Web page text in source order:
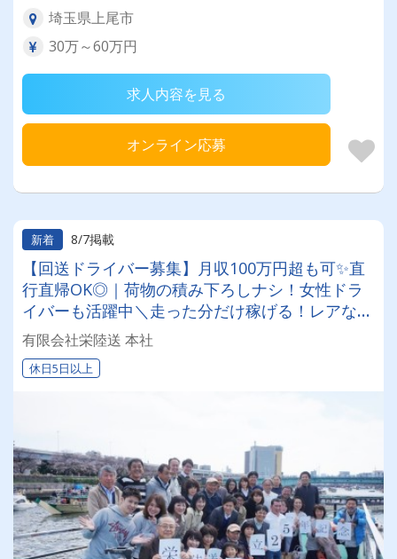
埼玉県上尾市
30万～60万円
求人内容を見る
オンライン応募
新着 8/7掲載
【回送ドライバー募集】月収100万円超も可✨直
行直帰OK◎｜荷物の積み下ろしナシ！女性ドラ
イバーも活躍中＼走った分だけ稼げる！レアな車
両に乗れるチャンスも☆彡／
有限会社栄陸送 本社
休日5日以上